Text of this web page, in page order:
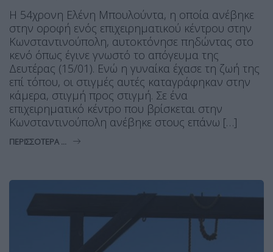
Η 54χρονη Ελένη Μπουλούντα, η οποία ανέβηκε
στην οροφή ενός επιχειρηματικού κέντρου στην
Κωνσταντινούπολη, αυτοκτόνησε πηδώντας στο
κενό όπως έγινε γνωστό το απόγευμα της
Δευτέρας (15/01). Ενώ η γυναίκα έχασε τη ζωή της
επί τόπου, οι στιγμές αυτές καταγράφηκαν στην
κάμερα, στιγμή προς στιγμή. Σε ένα
επιχειρηματικό κέντρο που βρίσκεται στην
Κωνσταντινούπολη ανέβηκε στους επάνω […]
ΠΕΡΙΣΣΌΤΕΡΑ ...